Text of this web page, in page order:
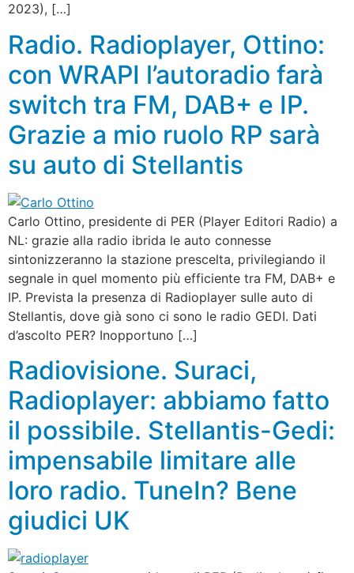
2023), […]
Radio. Radioplayer, Ottino:
con WRAPI l’autoradio farà
switch tra FM, DAB+ e IP.
Grazie a mio ruolo RP sarà
su auto di Stellantis
Carlo Ottino, presidente di PER (Player Editori Radio) a
NL: grazie alla radio ibrida le auto connesse
sintonizzeranno la stazione prescelta, privilegiando il
segnale in quel momento più efficiente tra FM, DAB+ e
IP. Prevista la presenza di Radioplayer sulle auto di
Stellantis, dove già sono ci sono le radio GEDI. Dati
d’ascolto PER? Inopportuno […]
Radiovisione. Suraci,
Radioplayer: abbiamo fatto
il possibile. Stellantis-Gedi:
impensabile limitare alle
loro radio. TuneIn? Bene
giudici UK